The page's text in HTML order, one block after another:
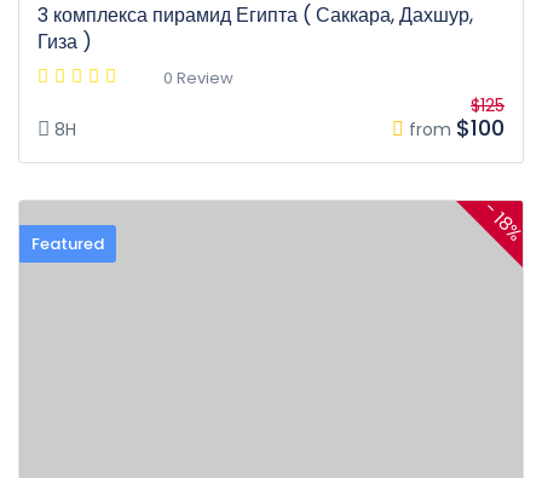
3 комплекса пирамид Египта ( Саккара, Дахшур,
Гиза )
0 Review
8H from
$125
$100
Featured - 18%